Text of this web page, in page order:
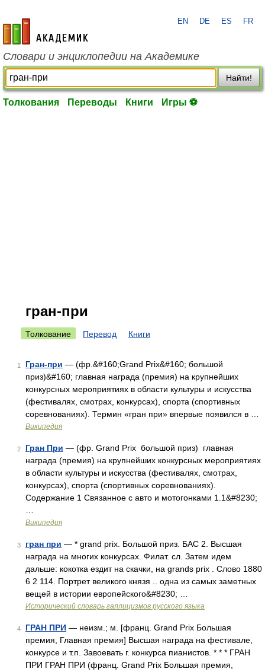
academic.ru
EN DE ES FR
Словари и энциклопедии на Академике
Найти!
Толкования Переводы Книги Игры ⚽
гран-при
Толкование Перевод Книги
1 Гран-при — (фр.&#160;Grand Prix&#160; большой
приз)&#160; главная награда (премия) на крупнейших
конкурсных мероприятиях в области культуры и искусства
(фестивалях, смотрах, конкурсах), спорта (спортивных
соревнованиях). Термин «гран при» впервые появился в …
Википедия
2 Гран При — (фр. Grand Prix большой приз) главная
награда (премия) на крупнейших конкурсных мероприятиях
в области культуры и искусства (фестивалях, смотрах,
конкурсах), спорта (спортивных соревнованиях).
Содержание 1 Связанное с авто и мотогонками 1.1&#8230;
Википедия
3 гран при — * grand prix. Большой приз. БАС 2. Высшая
награда на многих конкурсах. Филат. сл. Затем идем
дальше: кокотка ездит на скачки, на grands prix . Слово 1880
6 2 114. Портрет великого князя .. одна из самых заметных
вещей в истории европейского&#8230; …
Исторический словарь галлицизмов русского языка
4 ГРАН ПРИ — неизм.; м. [франц. Grand Prix Большая
премия, Главная премия] Высшая награда на фестивале,
конкурсе и т.п. Завоевать г. конкурса пианистов. * * * ГРАН
ПРИ ГРАН ПРИ (франц. Grand Prix Большая премия,